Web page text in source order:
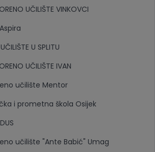
UČILIŠTE VINKOVCI
U SPLITU
UČILIŠTE IVAN
učilište Mentor
i prometna škola Osijek
učilište "Ante Babić" Umag